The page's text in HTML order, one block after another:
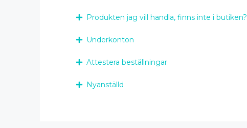
Produkten jag vill handla, finns inte i butiken?
Underkonton
Attestera beställningar
Nyanställd